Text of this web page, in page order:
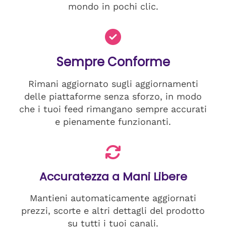
mondo in pochi clic.
Sempre Conforme
Rimani aggiornato sugli aggiornamenti
delle piattaforme senza sforzo, in modo
che i tuoi feed rimangano sempre accurati
e pienamente funzionanti.
Accuratezza a Mani Libere
Mantieni automaticamente aggiornati
prezzi, scorte e altri dettagli del prodotto
su tutti i tuoi canali.